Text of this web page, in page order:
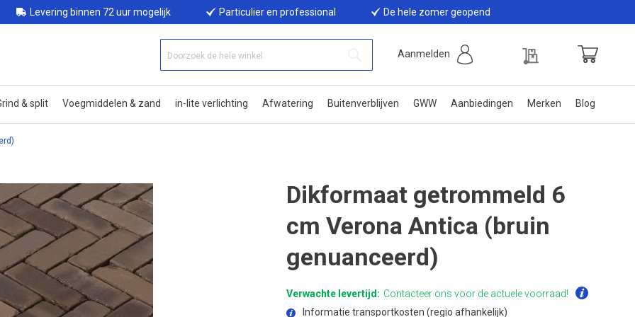
Levering binnen 72 uur mogelijk Particulier en professional De hele zomer geopend
Aanmelden
& split Voegmiddelen & zand in-lite verlichting Afwatering Buitenverblijven GWW Aanbiedingen Merken Blog
Dikformaat getrommeld 6
cm Verona Antica (bruin
genuanceerd)
Verwachte levertijd: Contacteer ons voor de actuele voorraad!
Informatie transportkosten (regio afhankelijk)